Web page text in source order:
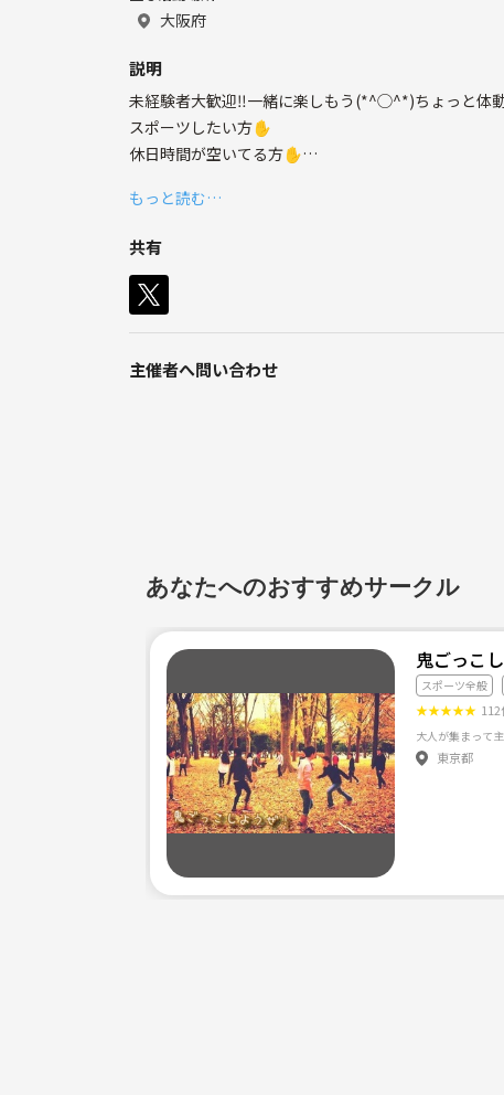
大阪府
説明
未経験者大歓迎‼️一緒に楽しもう(*^◯^*)ちょっと体
スポーツしたい方✋
休日時間が空いてる方✋
🍁🍂🍁🍂🍁🍂🍁🍂🍂🍁🍁🍂🍁
ゆる〜くバスケしたい方
中心でしてます！
社会人で20代の男女が多いです( ´ ▽ ` )ﾉ
ぜひ一緒にバスケ始めましょう
・年齢
・お仕事
・出身
を付けて下さい！
質問なども受け付けています‼️
是非、一緒にやりましょ＼(^o^)／
※ナンパ行為など、初めて参加される人同士の連絡先
もっと読む…
共有
主催者へ問い合わせ
あなたへのおすすめサークル
鬼ごっこ
スポーツ全般
★★★★★ 112
東京都